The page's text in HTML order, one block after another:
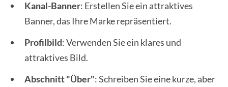
Kanal-Banner: Erstellen Sie ein attraktives
Banner, das Ihre Marke repräsentiert.
Profilbild: Verwenden Sie ein klares und
attraktives Bild.
Abschnitt "Über": Schreiben Sie eine kurze, aber